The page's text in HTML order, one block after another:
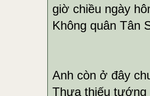
giờ chiều ngày
Không quân Tân
Anh còn ở đây
Thưa thiếu tướng